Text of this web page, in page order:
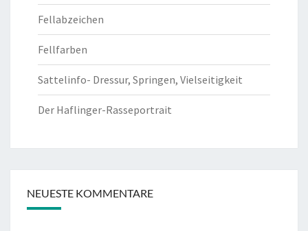
Fellabzeichen
Fellfarben
Sattelinfo- Dressur, Springen, Vielseitigkeit
Der Haflinger-Rasseportrait
NEUESTE KOMMENTARE